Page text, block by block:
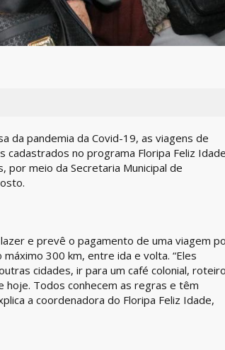
da pandemia da Covid-19, as viagens de
no programa Floripa Feliz Idade
meio da Secretaria Municipal de
e prevê o pagamento de uma viagem
300 km, entre ida e volta. “Eles
cidades, ir para um café colonial, roteiro
hoje. Todos conhecem as regras e têm
a coordenadora do Floripa Feliz Idade,